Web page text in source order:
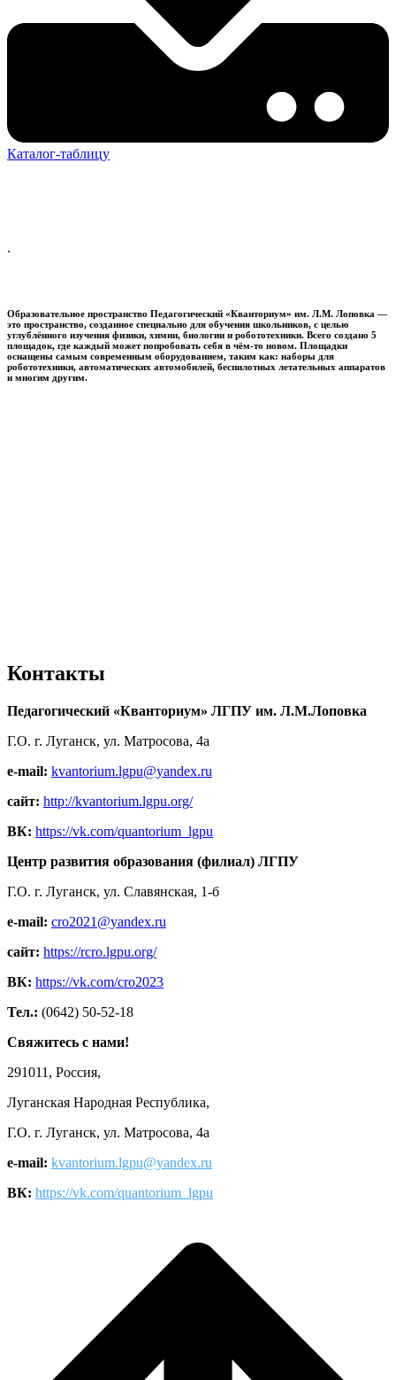
Каталог-таблицу
.
Образовательное пространство Педагогический «Кванториум» им. Л.М. Лоповка —
это пространство, созданное специально для обучения школьников, с целью
углублённого изучения физики, химии, биологии и робототехники. Всего создано 5
площадок, где каждый может попробовать себя в чём-то новом. Площадки
оснащены самым современным оборудованием, таким как: наборы для
робототехники, автоматических автомобилей, беспилотных летательных аппаратов
и многим другим.
Контакты
Педагогический «Кванториум» ЛГПУ им. Л.М.Лоповка
Г.О. г. Луганск, ул. Матросова, 4а
e-mail: kvantorium.lgpu@yandex.ru
сайт: http://kvantorium.lgpu.org/
ВК: https://vk.com/quantorium_lgpu
Центр развития образования (филиал) ЛГПУ
Г.О. г. Луганск, ул. Славянская, 1-б
e-mail: cro2021@yandex.ru
сайт: https://rcro.lgpu.org/
ВК: https://vk.com/cro2023
Тел.: (0642) 50-52-18
Свяжитесь с нами!
291011, Россия,
Луганская Народная Республика,
Г.О. г. Луганск, ул. Матросова, 4а
e-mail: kvantorium.lgpu@yandex.ru
ВК: https://vk.com/quantorium_lgpu